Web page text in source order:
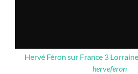
Hervé Féron sur France 3
herveferon